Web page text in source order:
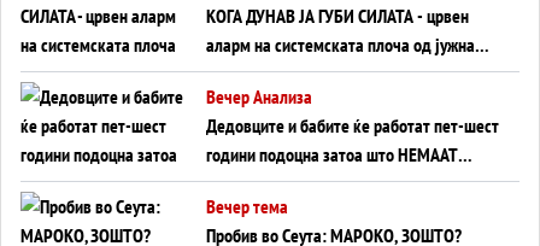
КОГА ДУНАВ ЈА ГУБИ СИЛАТА - црвен
аларм на системската плоча од јужна
Германија до Црното Море...
Вечер Анализа
Дедовците и бабите ќе работат пет-шест
години подоцна затоа што НЕМААТ
ВНУЦИ ДА ГИ ЗАМЕНАТ
Вечер тема
Пробив во Сеута: МАРОКО, ЗОШТО?